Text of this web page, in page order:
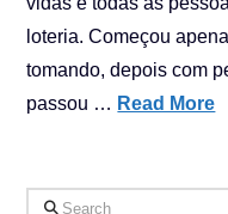
loteria. Começou
tomando, depois com
passou … Read More
Search